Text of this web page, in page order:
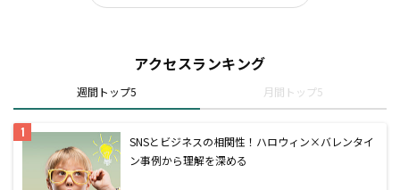
アクセスランキング
週間トップ5 月間トップ5
SNSとビジネスの相関性！ハロウィン×バレンタイ
ン事例から理解を深める